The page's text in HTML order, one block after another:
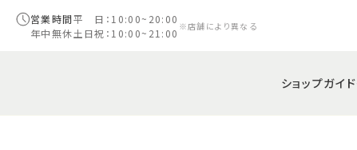
営業時間平 日：10:00~20:00
年中無休土日祝：10:00~21:00 ※店舗により異なる
ショップガイド